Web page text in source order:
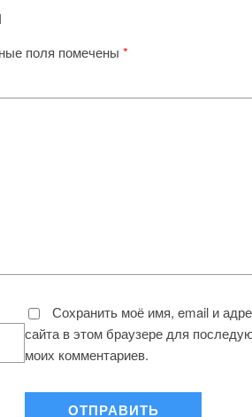
поля помечены *
Сохранить моё имя, email и
сайта в этом браузере для
моих комментариев.